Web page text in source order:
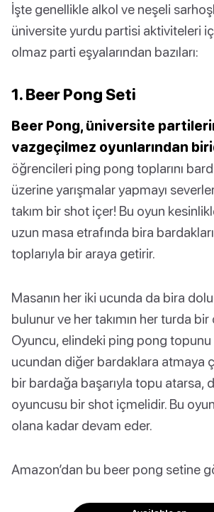
İşte genellikle alkol ve neşeli
üniversite yurdu partisi aktiviteleri
olmaz parti eşyalarından bazıları:
1. Beer Pong Seti
Beer Pong, üniversite
vazgeçilmez oyunlarından
öğrencileri ping pong toplarını
üzerine yarışmalar yapmayı
takım bir shot içer! Bu oyun
uzun masa etrafında bira
toplarıyla bir araya getirir.
Masanın her iki ucunda da bira
bulunur ve her takımın her turda
Oyuncu, elindeki ping pong topunu
ucundan diğer bardaklara atmaya
bir bardağa başarıyla topu atarsa,
oyuncusu bir shot içmelidir. Bu
olana kadar devam eder.
Amazon’dan bu beer pong setine